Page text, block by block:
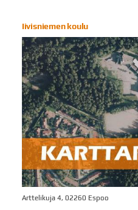
Iivisniemen koulu
Arttelikuja 4, 02260 Espoo